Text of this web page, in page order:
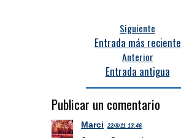
Siguiente
Entrada más reciente
Anterior
Entrada antigua
Publicar un comentario
Marci 22/8/11 13:46